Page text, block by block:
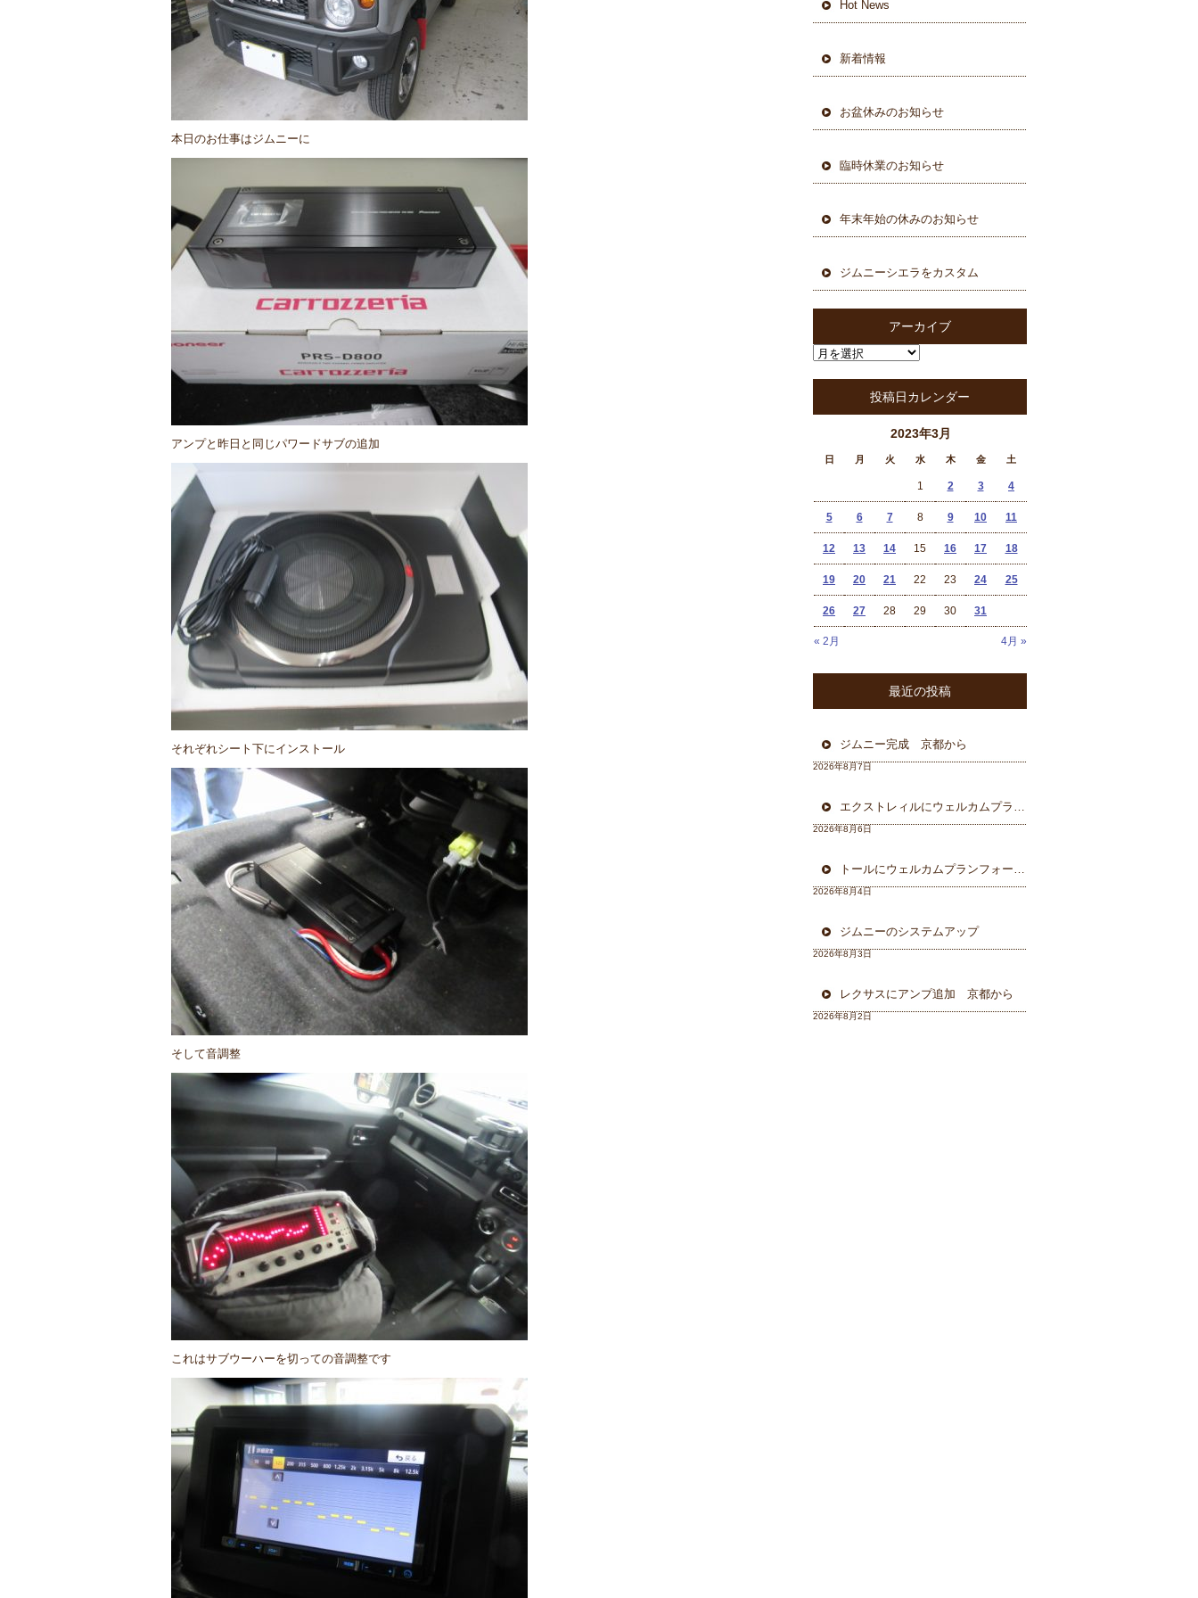
本日のお仕事はジムニーに
アンプと昨日と同じパワードサブの追加
それぞれシート下にインストール
そして音調整
これはサブウーハーを切っての音調整です
Hot News
新着情報
お盆休みのお知らせ
臨時休業のお知らせ
年末年始の休みのお知らせ
ジムニーシエラをカスタム
アーカイブ
投稿日カレンダー
2023年3月
日 月 火 水 木 金 土
« 2月 4月 »
1 2 3 4
5 6 7 8 9 10 11
12 13 14 15 16 17 18
19 20 21 22 23 24 25
26 27 28 29 30 31
最近の投稿
ジムニー完成 京都から
2026年8月7日
エクストレィルにウェルカムプラン フォーカル三重県から
2026年8月6日
トールにウェルカムプランフォーカルスピーカー＆ウーハー
2026年8月4日
ジムニーのシステムアップ
2026年8月3日
レクサスにアンプ追加 京都から
2026年8月2日